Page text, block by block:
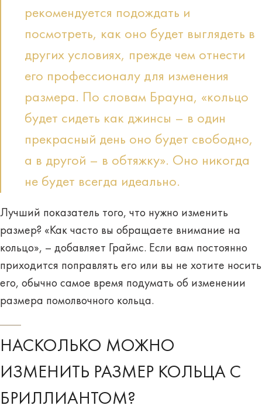
рекомендуется подождать и
посмотреть, как оно будет выглядеть в
других условиях, прежде чем отнести
его профессионалу для изменения
размера. По словам Брауна, «кольцо
будет сидеть как джинсы – в один
прекрасный день оно будет свободно,
а в другой – в обтяжку». Оно никогда
не будет всегда идеально.
Лучший показатель того, что нужно изменить
размер? «Как часто вы обращаете внимание на
кольцо», – добавляет Граймс. Если вам постоянно
приходится поправлять его или вы не хотите носить
его, обычно самое время подумать об изменении
размера помолвочного кольца.
НАСКОЛЬКО МОЖНО
ИЗМЕНИТЬ РАЗМЕР КОЛЬЦА С
БРИЛЛИАНТОМ?